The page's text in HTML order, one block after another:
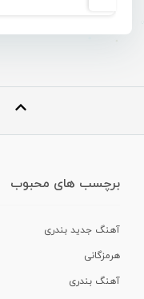
برچسب های محبوب
آهنگ جدید بندری
هرمزگانی
آهنگ بندری